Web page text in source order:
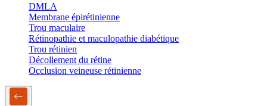
DMLA
Membrane épirétinienne
Trou maculaire
Rétinopathie et maculopathie diabétique
Trou rétinien
Décollement du rétine
Occlusion veineuse rétinienne